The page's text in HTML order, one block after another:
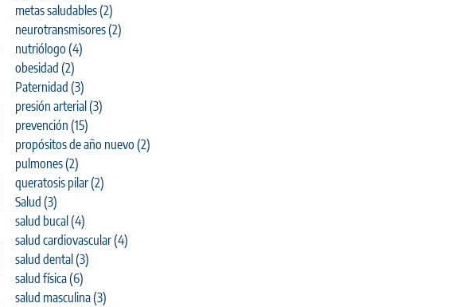
metas saludables(2)
neurotransmisores(2)
nutriólogo (4)
obesidad (2)
Paternidad (3)
presión arterial(3)
prevención (15)
propósitos de año nuevo (2)
pulmones(2)
queratosis pilar(2)
Salud (3)
salud bucal(4)
salud cardiovascular(4)
salud dental(3)
salud física(6)
salud masculina(3)